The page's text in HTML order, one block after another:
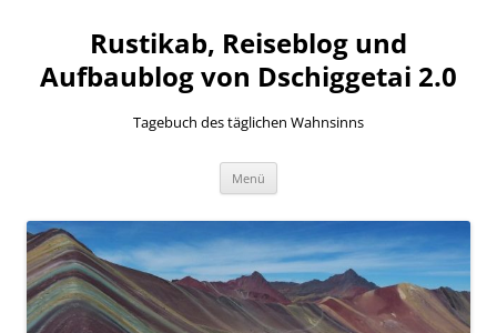
Rustikab, Reiseblog und
Aufbaublog von Dschiggetai 2.0
Tagebuch des täglichen Wahnsinns
Menü